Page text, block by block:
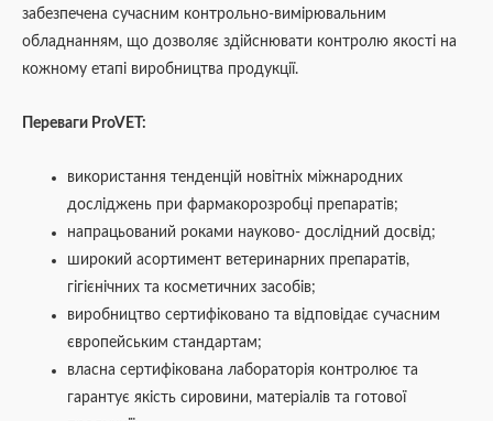
забезпечена сучасним контрольно-вимірювальним
обладнанням, що дозволяє здійснювати контролю якості на
кожному етапі виробництва продукції.
Переваги ProVET:
використання тенденцій новітніх міжнародних
досліджень при фармакорозробці препаратів;
напрацьований роками науково- дослідний досвід;
широкий асортимент ветеринарних препаратів,
гігієнічних та косметичних засобів;
виробництво сертифіковано та відповідає сучасним
європейським стандартам;
власна сертифікована лабораторія контролює та
гарантує якість сировини, матеріалів та готової